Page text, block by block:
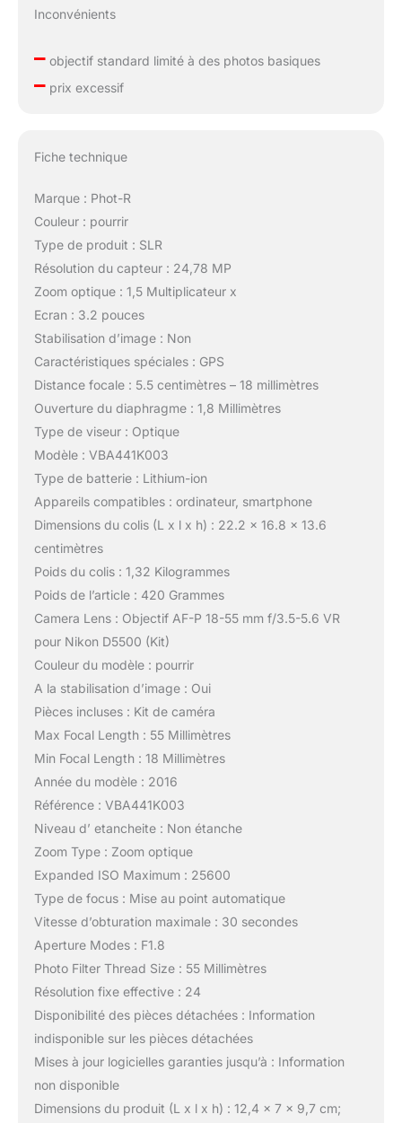
Inconvénients
–objectif standard limité à des photos basiques
–prix excessif
Fiche technique
Marque : Phot-R
Couleur : pourrir
Type de produit : SLR
Résolution du capteur : 24,78 MP
Zoom optique : 1,5 Multiplicateur x
Ecran : 3.2 pouces
Stabilisation d’image : Non
Caractéristiques spéciales : GPS
Distance focale : 5.5 centimètres – 18 millimètres
Ouverture du diaphragme : 1,8 Millimètres
Type de viseur : Optique
Modèle : VBA441K003
Type de batterie : Lithium-ion
Appareils compatibles : ordinateur, smartphone
Dimensions du colis (L x l x h) : 22.2 x 16.8 x 13.6
centimètres
Poids du colis : 1,32 Kilogrammes
Poids de l’article : 420 Grammes
Camera Lens : Objectif AF-P 18-55 mm f/3.5-5.6 VR
pour Nikon D5500 (Kit)
Couleur du modèle : pourrir
A la stabilisation d’image : Oui
Pièces incluses : Kit de caméra
Max Focal Length : 55 Millimètres
Min Focal Length : 18 Millimètres
Année du modèle : 2016
Référence : VBA441K003
Niveau d’ etancheite : Non étanche
Zoom Type : Zoom optique
Expanded ISO Maximum : 25600
Type de focus : Mise au point automatique
Vitesse d’obturation maximale : 30 secondes
Aperture Modes : F1.8
Photo Filter Thread Size : 55 Millimètres
Résolution fixe effective : 24
Disponibilité des pièces détachées : Information
indisponible sur les pièces détachées
Mises à jour logicielles garanties jusqu’à : Information
non disponible
Dimensions du produit (L x l x h) : 12,4 x 7 x 9,7 cm;